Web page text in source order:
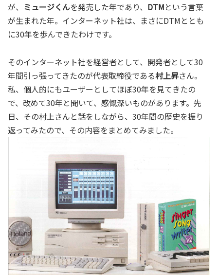
が、 ミュージくんを発売した年であり、 DTMという言葉
が生まれた年。インターネット社は、まさにDTMととも
に30年を歩んできたわけです。
そのインターネット社を経営者として、開発者として30
年間引っ張ってきたのが代表取締役である村上昇さん。
私、個人的にもユーザーとしてほぼ30年を見てきたの
で、改めて30年と聞いて、感慨深いものがあります。先
日、その村上さんと話をしながら、30年間の歴史を振り
返ってみたので、その内容をまとめてみました。